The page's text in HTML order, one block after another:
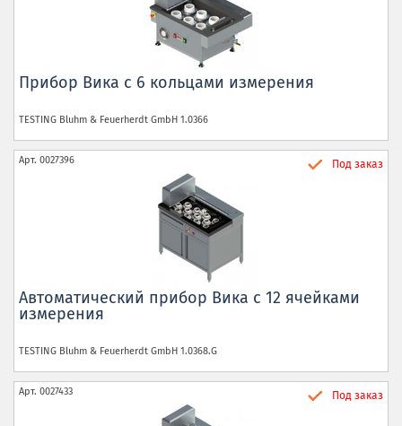
Прибор Вика с 6 кольцами измерения
TESTING Bluhm & Feuerherdt GmbH 1.0366
Арт. 0027396 Под заказ
Автоматический прибор Вика с 12 ячейками
измерения
TESTING Bluhm & Feuerherdt GmbH 1.0368.G
Арт. 0027433 Под заказ